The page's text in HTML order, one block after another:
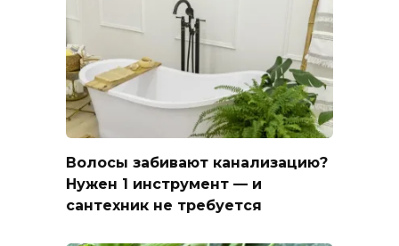
Волосы забивают канализацию?
Нужен 1 инструмент — и
сантехник не требуется